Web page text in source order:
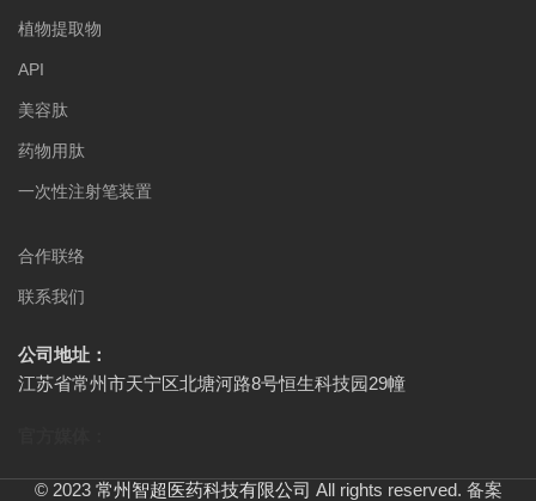
植物提取物
API
美容肽
药物用肽
一次性注射笔装置
合作联络
联系我们
公司地址：
江苏省常州市天宁区北塘河路8号恒生科技园29幢
© 2023 常州智超医药科技有限公司 All rights reserved. 备案